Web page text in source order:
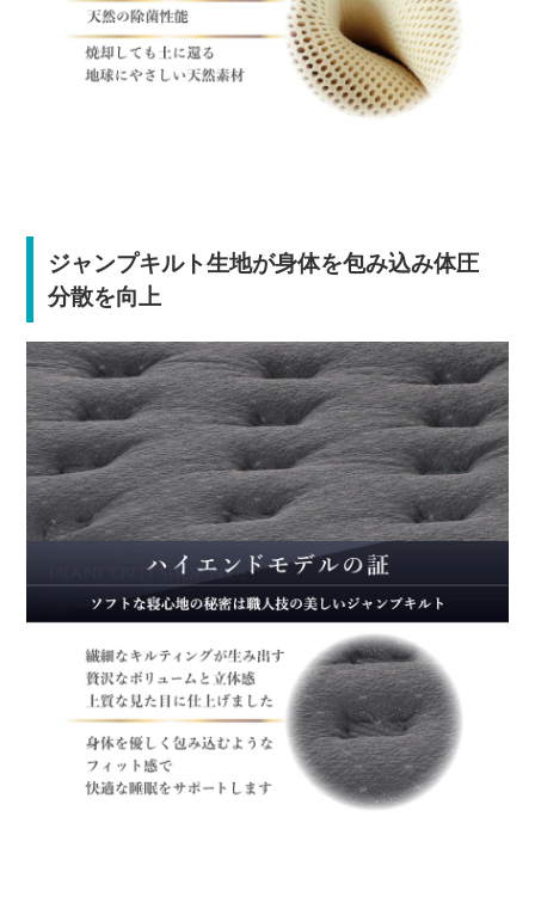
ジャンプキルト生地が身体を包み込み体圧
分散を向上